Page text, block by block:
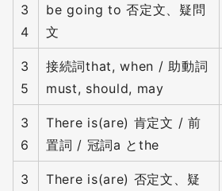
3
4
be going to 否定文、疑問
文
3
5
接続詞that, when / 助動詞
must, should, may
3
6
There is(are) 肯定文 / 前
置詞 / 冠詞a とthe
3
There is(are) 否定文、疑